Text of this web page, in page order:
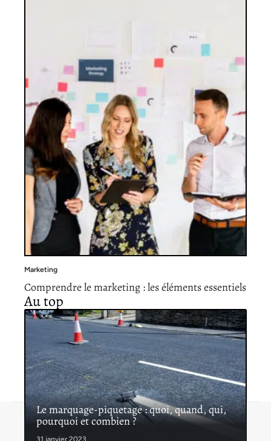
Marketing
Comprendre le marketing : les éléments essentiels
Au top
Le marquage-piquetage : quoi, quand, qui,
pourquoi et combien ?
31 janvier 2023
Contact Mentions légales Sitemap